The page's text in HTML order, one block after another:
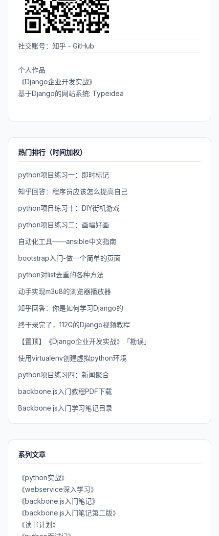
社交账号： 知乎 - GitHub
个人作品
《Django企业开发实战》
基于Django的网站系统: Typeidea
热门排行（时间加权）
python项目练习一：即时标记
知乎回答：程序员应该怎么提高自己
python项目练习十：DIY街机游戏
python项目练习二：画幅好画
自动化工具——ansible中文指南
bootstrap入门-做一个简单的页面
python对list去重的各种方法
动手实现m3u8的浏览器播放器
知乎回答：你是如何学习Django的
终于录完了，112G的Django视频教程
【置顶】《Django企业开发实战》「勘误」
使用virtualenv创建虚拟python环境
python项目练习四：新闻聚合
backbone.js入门教程PDF下载
Backbone.js入门学习笔记目录
系列文章
《python实战》
《webservice深入学习》
《backbone.js入门笔记》
《backbone.js入门笔记第二版》
《读书计划》